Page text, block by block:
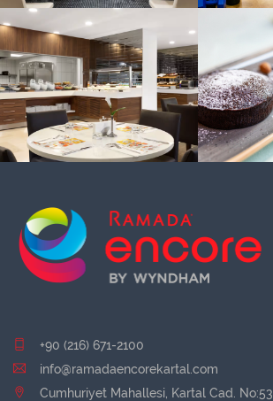
+90 (216) 671-2100
info@ramadaencorekartal.com
Cumhuriyet Mahallesi, Kartal Cad. No:53